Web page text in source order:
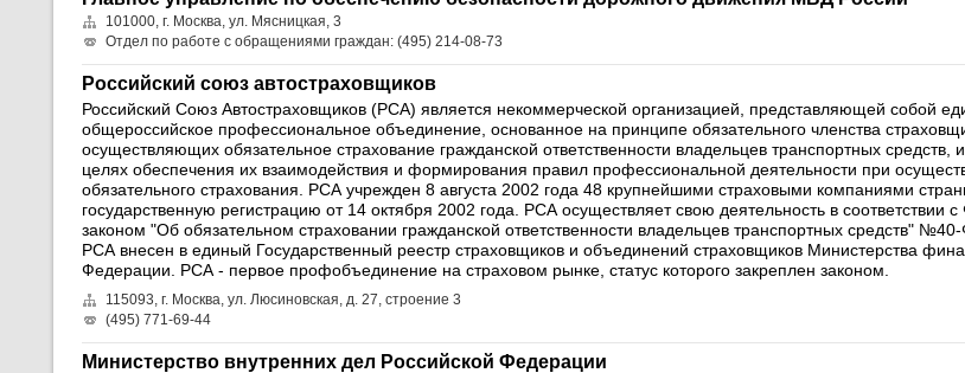
101000, г. Москва, ул. Мясницкая, 3
Отдел по работе с обращениями граждан: (495) 214-08-73
Российский союз автостраховщиков
Российский Союз Автостраховщиков (РСА) является некоммерческой организацией, представляющей собой
общероссийское профессиональное объединение, основанное на принципе обязательного членства
осуществляющих обязательное страхование гражданской ответственности владельцев транспортных средств,
целях обеспечения их взаимодействия и формирования правил профессиональной деятельности при
обязательного страхования. РСА учрежден 8 августа 2002 года 48 крупнейшими страховыми компаниями
государственную регистрацию от 14 октября 2002 года. РСА осуществляет свою деятельность в соответствии
законом "Об обязательном страховании гражданской ответственности владельцев транспортных средств"
РСА внесен в единый Государственный реестр страховщиков и объединений страховщиков Министерства
Федерации. РСА - первое профобъединение на страховом рынке, статус которого закреплен законом.
115093, г. Москва, ул. Люсиновская, д. 27, строение 3
(495) 771-69-44
Министерство внутренних дел Российской Федерации